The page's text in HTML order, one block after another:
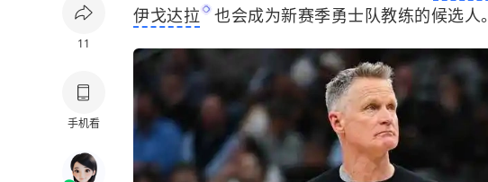
11
手机看
伊戈达拉
也会成为新赛季勇士队教练的候选人。